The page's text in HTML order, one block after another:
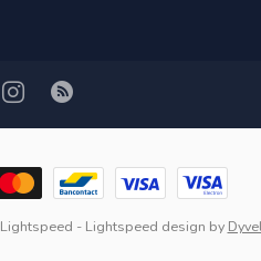
Lightspeed - Lightspeed design by